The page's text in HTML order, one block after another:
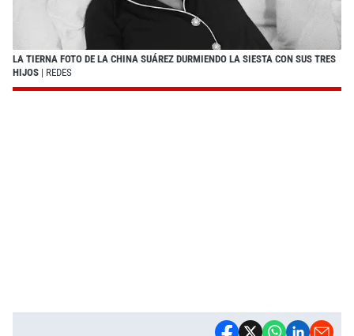
LA TIERNA FOTO DE LA CHINA SUÁREZ DURMIENDO LA SIESTA CON SUS TRES
HIJOS | REDES